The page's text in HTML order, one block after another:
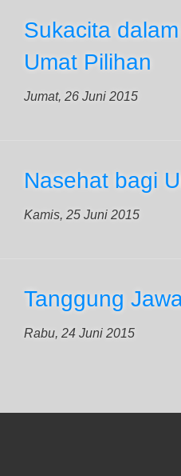
Sukacita
Umat Pilihan
Jumat, 26 Juni 2015
Nasehat bagi
Kamis, 25 Juni 2015
Tanggung
Rabu, 24 Juni 2015